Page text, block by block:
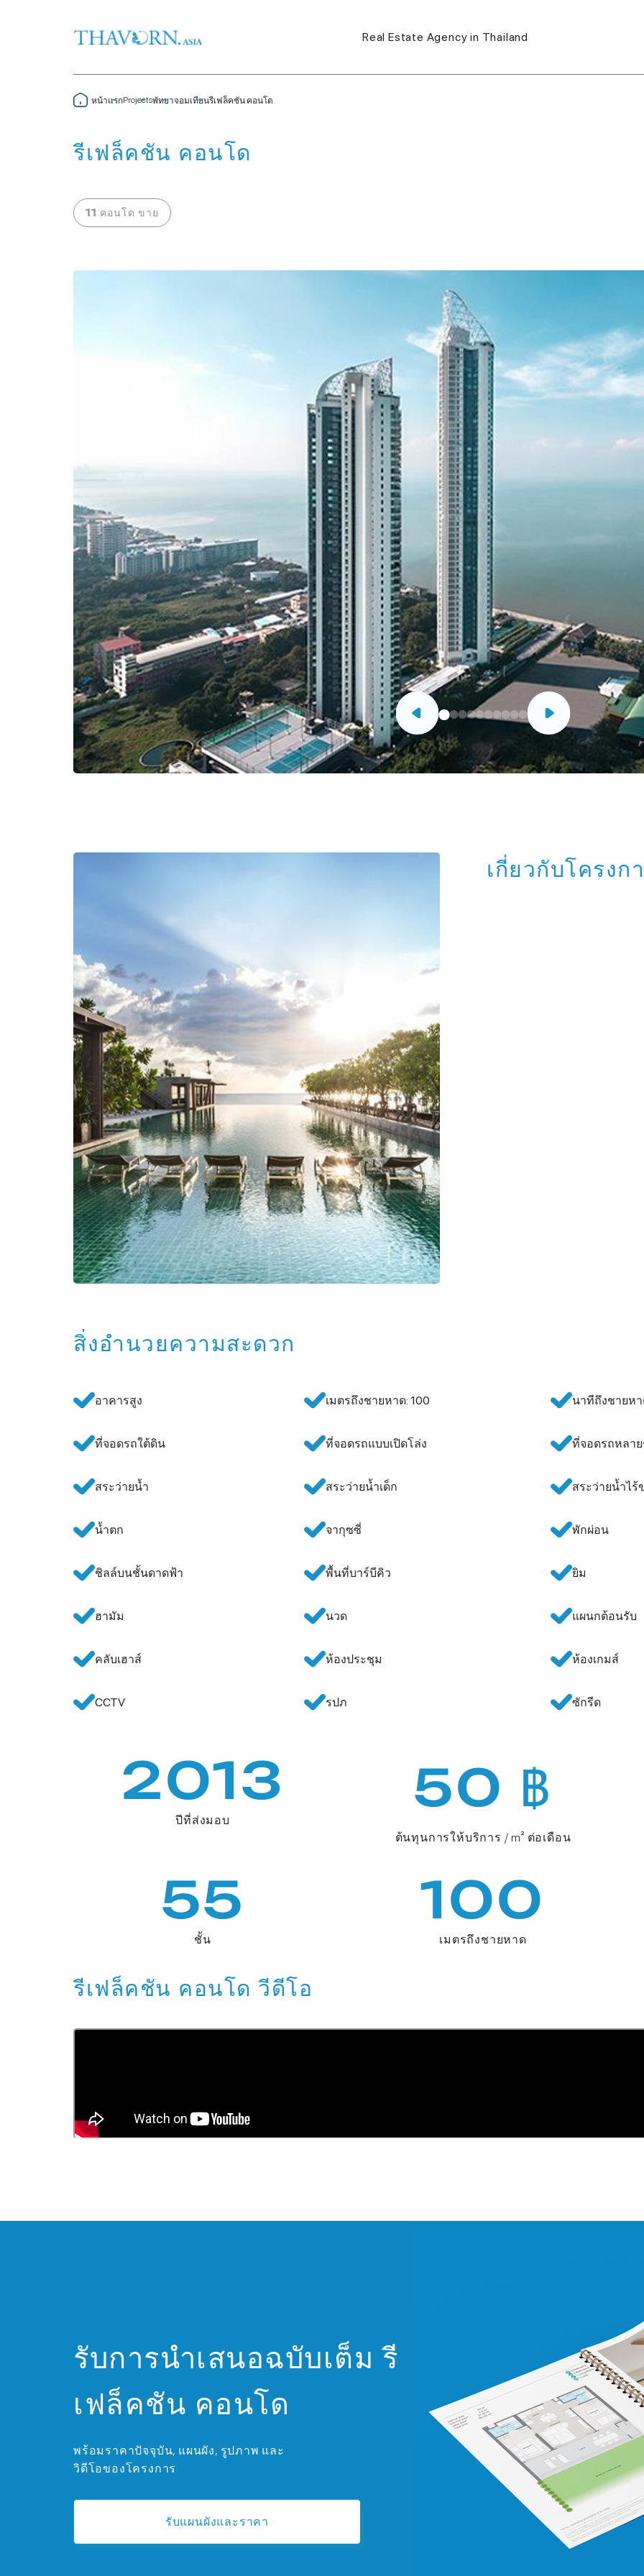
Real Estate Agency in Thailand
หน้าแรกProjectsพัทยาจอมเทียนรีเฟล็คชัน คอนโด
รีเฟล็คชัน คอนโด
11 คอนโด ขาย
เกี่ยวกับโครงก
สิ่งอำนวยความสะดวก
อาคารสูง เมตรถึงชายหาด: 100 นาทีถึงชายหา
ที่จอดรถใต้ดิน ที่จอดรถแบบเปิดโล่ง ที่จอดรถหลา
สระว่ายน้ำ สระว่ายน้ำเด็ก สระว่ายน้ำไร้
น้ำตก จากุซซี่ พักผ่อน
ชิลล์บนชั้นดาดฟ้า พื้นที่บาร์บีคิว ยิม
ฮามัม นวด แผนกต้อนรับ
คลับเฮาส์ ห้องประชุม ห้องเกมส์
CCTV รปภ ซักรีด
2013
ปีที่ส่งมอบ
50 ฿
ต้นทุนการให้บริการ / m² ต่อเดือน
55
ชั้น
100
เมตรถึงชายหาด
รีเฟล็คชัน คอนโด วีดีโอ
รับการนำเสนอฉบับเต็ม รี
เฟล็คชัน คอนโด
พร้อมราคาปัจจุบัน, แผนผัง, รูปภาพ และ
วิดีโอของโครงการ
รับแผนผังและราคา